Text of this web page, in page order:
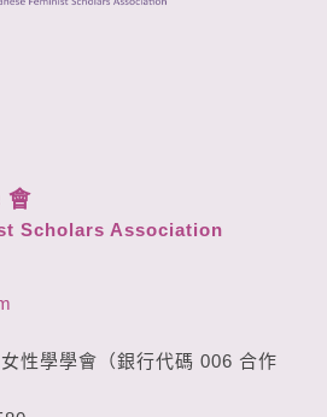
會
Scholars Association
性學學會（銀行代碼 006 合作